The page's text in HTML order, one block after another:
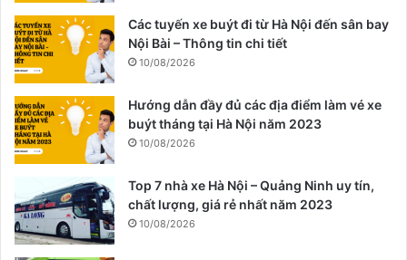
Các tuyến xe buýt đi từ Hà Nội đến sân bay
Nội Bài – Thông tin chi tiết
10/08/2026
Hướng dẫn đầy đủ các địa điểm làm vé xe
buýt tháng tại Hà Nội năm 2023
10/08/2026
Top 7 nhà xe Hà Nội – Quảng Ninh uy tín,
chất lượng, giá rẻ nhất năm 2023
10/08/2026